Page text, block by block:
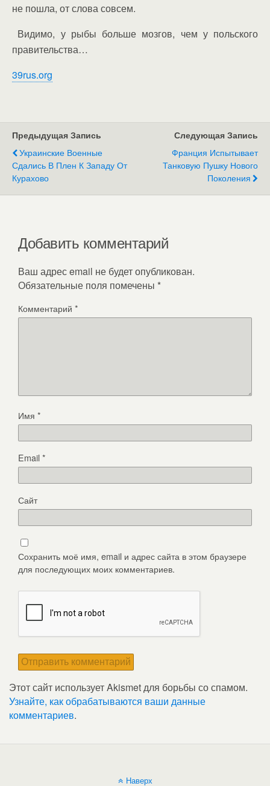
не пошла, от слова совсем.
Видимо, у рыбы больше мозгов, чем у польского
правительства…
39rus.org
Предыдущая Запись
Украинские Военные
Сдались В Плен К Западу От
Курахово
Следующая Запись
Франция Испытывает
Танковую Пушку Нового
Поколения
Добавить комментарий
Ваш адрес email не будет опубликован.
Обязательные поля помечены *
Комментарий *
Имя *
Email*
Сайт
Сохранить моё имя, email и адрес сайта в этом браузере
для последующих моих комментариев.
Этот сайт использует Akismet для борьбы со спамом.
Узнайте, как обрабатываются ваши данные
комментариев.
Наверх